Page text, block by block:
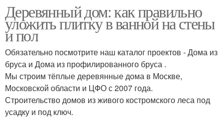
Плитка на стены
доме
Деревянный дом: как правильно
уложить плитку в ванной на стены
и пол
Обязательно посмотрите наш каталог проектов - Дома из
бруса и Дома из профилированного бруса .
Мы строим тёплые деревянные дома в Москве,
Московской области и ЦФО с 2007 года.
Строительство домов из живого костромского леса под
усадку и под ключ.